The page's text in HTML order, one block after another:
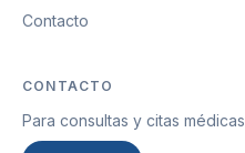
Contacto
CONTACTO
Para consultas y citas médicas